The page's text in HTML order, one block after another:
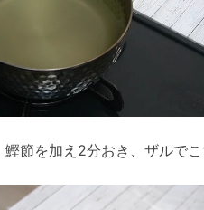
節を加え2分おき、ザルで